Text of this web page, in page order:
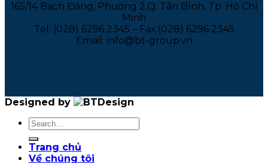
165/14 Bạch Đằng, Phường 2,Q. Tân Bình, Tp. Hồ Chí
Minh
Tel: (028) 6296 2345 – Fax:(028) 6296 2345
Email: info@bt-group.vn
Designed by
Trang chủ
Về chúng tôi